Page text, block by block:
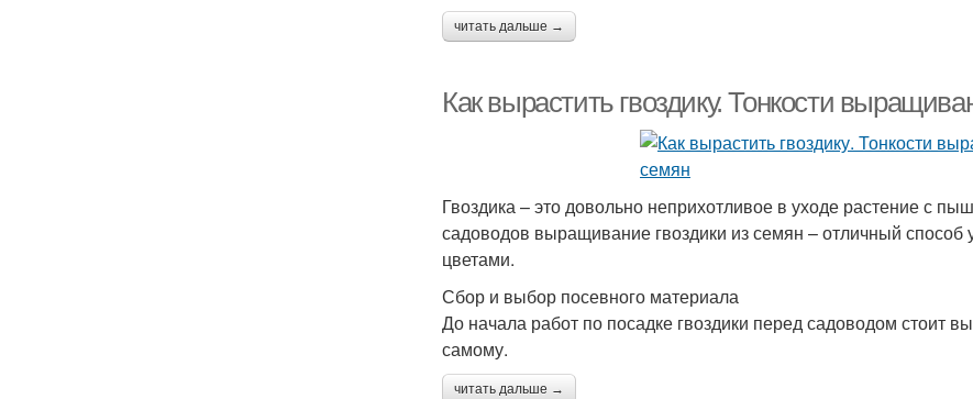
читать дальше →
Как вырастить гвоздику. Тонкости
Гвоздика – это довольно неприхотливое в уходе растение с
садоводов выращивание гвоздики из семян – отличный способ
цветами.
Сбор и выбор посевного материала
До начала работ по посадке гвоздики перед садоводом стоит
самому.
читать дальше →